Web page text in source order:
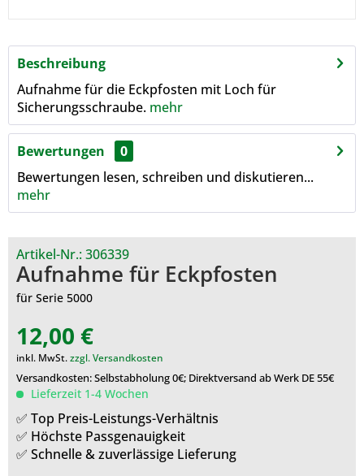
Beschreibung
Aufnahme für die Eckpfosten mit Loch für
Sicherungsschraube. mehr
Bewertungen
0
Bewertungen lesen, schreiben und diskutieren...
mehr
Artikel-Nr.:306339
Aufnahme für Eckpfosten
für Serie 5000
12,00 €
inkl. MwSt.zzgl. Versandkosten
Versandkosten: Selbstabholung 0€; Direktversand ab Werk DE 55€
Lieferzeit 1-4 Wochen
✅ Top Preis-Leistungs-Verhältnis
✅ Höchste Passgenauigkeit
✅ Schnelle & zuverlässige Lieferung